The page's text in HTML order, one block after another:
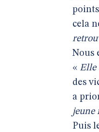
cela
Nous
« Elle
des
a
jeune
Puis